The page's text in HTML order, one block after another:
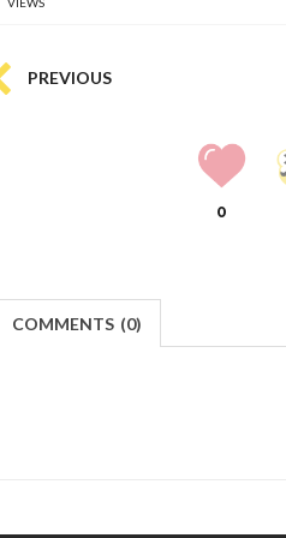
PREVIOUS
0
COMMENTS (0)